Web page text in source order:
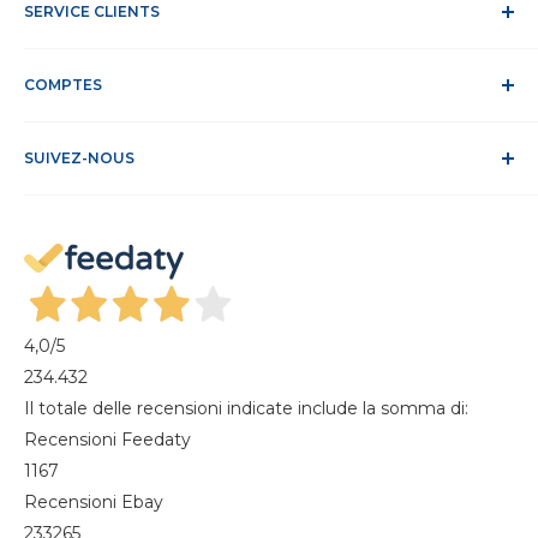
Travaille avec nous
Délais et frais d'expédition
Politique relative aux cookies
SERVICE CLIENTS
Site sécurisé
FAQ
COMPTES
S'identifier
Magazine
SUIVEZ-NOUS
4,0/5
234.432
Il totale delle recensioni indicate include la somma di:
Recensioni Feedaty
1167
Recensioni Ebay
233265